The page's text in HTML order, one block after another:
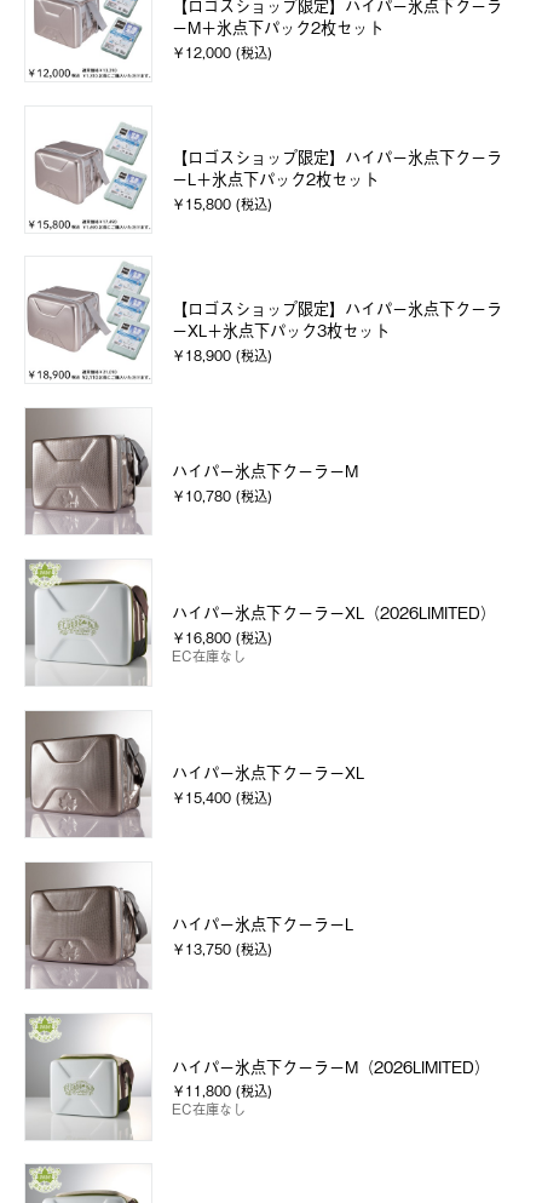
【ロゴスショップ限定】ハイパー氷点下クーラ
ーM＋氷点下パック2枚セット
￥12,000 (税込)
【ロゴスショップ限定】ハイパー氷点下クーラ
ーL＋氷点下パック2枚セット
￥15,800 (税込)
【ロゴスショップ限定】ハイパー氷点下クーラ
ーXL＋氷点下パック3枚セット
￥18,900 (税込)
ハイパー氷点下クーラーM
￥10,780 (税込)
ハイパー氷点下クーラーXL（2026LIMITED）
￥16,800 (税込)
EC在庫なし
ハイパー氷点下クーラーXL
￥15,400 (税込)
ハイパー氷点下クーラーL
￥13,750 (税込)
ハイパー氷点下クーラーM（2026LIMITED）
￥11,800 (税込)
EC在庫なし